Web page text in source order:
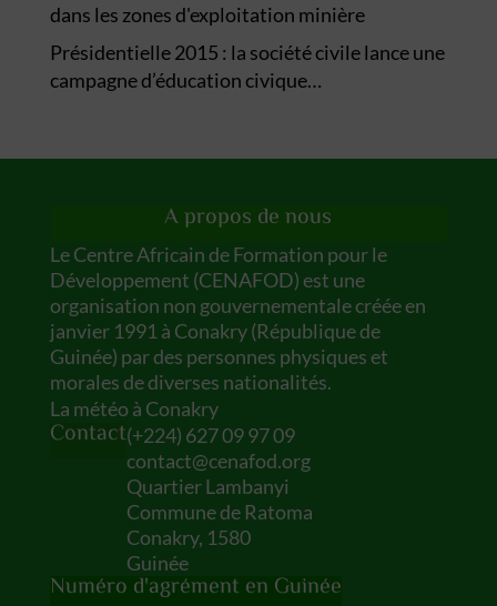
dans les zones d'exploitation minière
Présidentielle 2015 : la société civile lance une
campagne d’éducation civique…
A propos de nous
Le Centre Africain de Formation pour le
Développement (CENAFOD) est une
organisation non gouvernementale créée en
janvier 1991 à Conakry (République de
Guinée) par des personnes physiques et
morales de diverses nationalités.
La météo à Conakry
Contact(+224) 627 09 97 09
contact@cenafod.org
Quartier Lambanyi
Commune de Ratoma
Conakry, 1580
Guinée
Numéro d'agrément en Guinée